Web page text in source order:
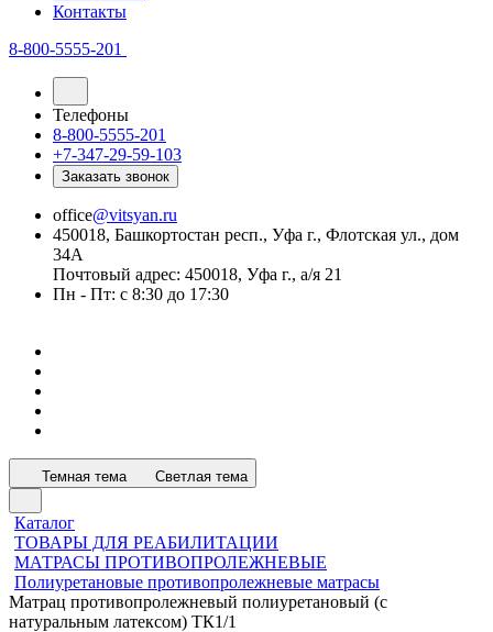
Контакты
8-800-5555-201
Телефоны
8-800-5555-201
+7-347-29-59-103
Заказать звонок
office@vitsyan.ru
450018, Башкортостан респ., Уфа г., Флотская ул., дом
34А
Почтовый адрес: 450018, Уфа г., а/я 21
Пн - Пт: с 8:30 до 17:30
Темная тема Светлая тема
Каталог
ТОВАРЫ ДЛЯ РЕАБИЛИТАЦИИ
МАТРАСЫ ПРОТИВОПРОЛЕЖНЕВЫЕ
Полиуретановые противопролежневые матрасы
Матрац противопролежневый полиуретановый (с
натуральным латексом) ТК1/1